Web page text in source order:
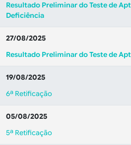
Resultado Preliminar do Teste de
Deficiência
27/08/2025
Resultado Preliminar do Teste de
19/08/2025
6ª Retificação
05/08/2025
5ª Retificação